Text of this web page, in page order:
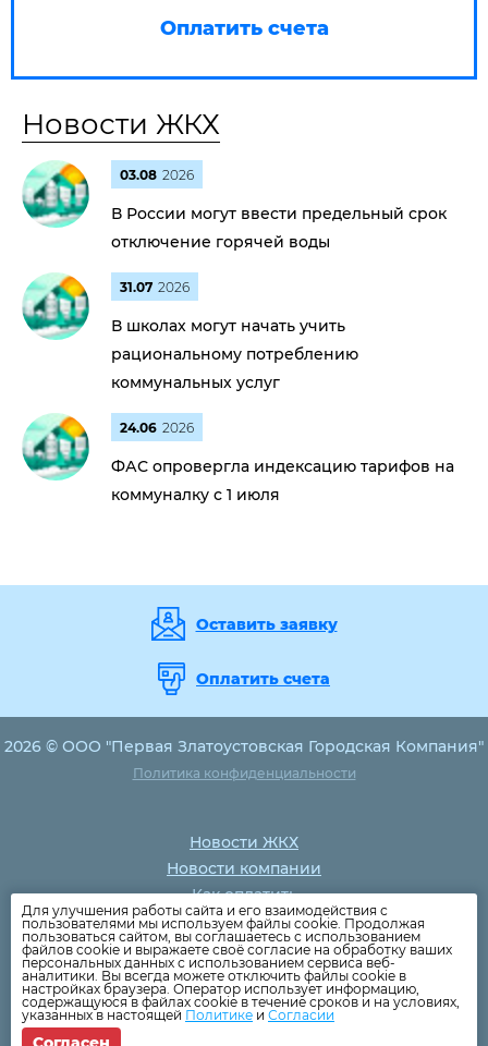
Оплатить счета
Новости ЖКХ
03.08 2026
В России могут ввести предельный срок
отключение горячей воды
31.07 2026
В школах могут начать учить
рациональному потреблению
коммунальных услуг
24.06 2026
ФАС опровергла индексацию тарифов на
коммуналку с 1 июля
Оставить заявку
Оплатить счета
2026 © ООО "Первая Златоустовская Городская Компания"
Политика конфиденциальности
Новости ЖКХ
Новости компании
Как оплатить
Дома
Раскрытие информации
Вопросы
Для улучшения работы сайта и его взаимодействия с
пользователями мы используем файлы cookie. Продолжая
пользоваться сайтом, вы соглашаетесь с использованием
файлов cookie и выражаете своё согласие на обработку ваших
персональных данных с использованием сервиса веб-
аналитики. Вы всегда можете отключить файлы cookie в
настройках браузера. Оператор использует информацию,
содержащуюся в файлах cookie в течение сроков и на условиях,
указанных в настоящей Политике и Согласии